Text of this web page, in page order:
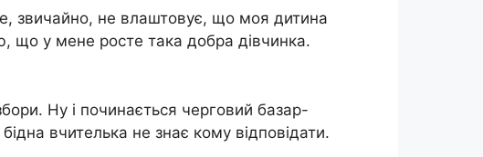
звичайно, не влаштовує, що моя дитина
що у мене росте така добра дівчинка.
Ну і починається черговий базар-
вчителька не знає кому відповідати.